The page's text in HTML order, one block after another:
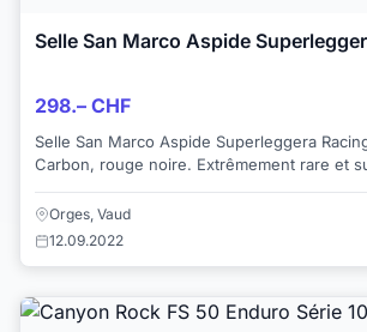
Selle San Marco Aspide
298.– CHF
Selle San Marco Aspide Superleggera
Carbon, rouge noire. Extrêmement rare et
Orges, Vaud
12.09.2022